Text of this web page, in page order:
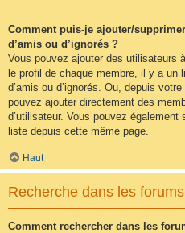
Comment puis-je ajouter/
d’amis ou d’ignorés ?
Vous pouvez ajouter des utilisateurs
le profil de chaque membre, il y a un
d’amis ou d’ignorés. Ou, depuis
pouvez ajouter directement des
d’utilisateur. Vous pouvez
liste depuis cette même page.
Haut
Recherche dans les forums
Comment rechercher dans les